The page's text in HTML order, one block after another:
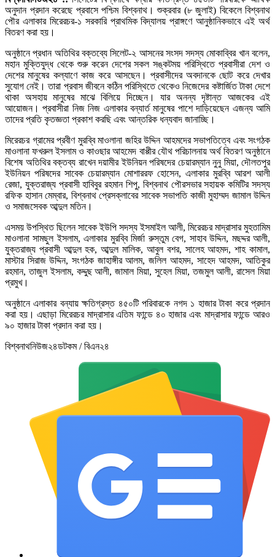
অনুদান প্রদান করেছে প্রবাসে পশ্চিম বিশ্বনাথ। শুক্রবার (৮ জুলাই) বিকেলে বিশ্বনাথ
পৌর এলাকার মিরেরচর-১ সরকারি প্রাথমিক বিদ্যালয় প্রাঙ্গণে আনুষ্ঠানিকভাবে এই অর্থ
বিতরণ করা হয়।
অনুষ্ঠানে প্রধান অতিথির বক্তব্যে সিলেট-২ আসনের সংসদ সদস্য মোকাব্বির খান বলেন,
মহান মুক্তিযুদ্ধ থেকে শুরু করেন দেশের সকল সঙ্কটময় পরিস্থিতে প্রবাসীরা দেশ ও
দেশের মানুষের কল্যাণে কাজ করে আসছেন। প্রবাসীদের অবদানকে ছোট করে দেখার
সুযোগ নেই। তারা প্রবাস জীবনে কঠিন পরিস্থিতে থেকেও নিজেদের কষ্টার্জিত টাকা দেশে
থাকা অসহায় মানুষের মাঝে বিলিয়ে দিচ্ছেন। যার অনন্য দৃষ্টান্ত আজকের এই
আয়োজন। প্রবাসীরা নিজ নিজ এলাকার বন্যার্ত মানুষের পাশে দাড়িয়েছেন এজন্য আমি
তাদের প্রতি কৃতজ্ঞতা প্রকাশ করছি এবং আন্তরিক ধন্যবাদ জানাচ্ছি।
মিরেরচর গ্রামের প্রবীণ মুরব্বি মাওলানা জহির উদ্দিন আহমদের সভাপতিত্বে এবং সংগঠক
মাওলানা ফখরুল ইসলাম ও কাওছার আহমেদ বাপ্পীর যৌথ পরিচালনায় অর্থ বিতরণ অনুষ্ঠানে
বিশেষ অতিথির বক্তব্য রাখেন দয়ামীর ইউনিয়ন পরিষদের চেয়ারম্যান নুনু মিয়া, দৌলতপুর
ইউনিয়ন পরিষদের সাবেক চেয়ারম্যান মোশাররফ হোসেন, এলাকার মুরব্বি আরশ আলী
রেজা, যুক্তরাজ্য প্রবাসী হাবিবুর রহমান শিপু, বিশ্বনাথ পৌরসভার সহায়ক কমিটির সদস্য
রফিক হাসান মেম্বার, বিশ্বনাথ প্রেসক্লাবের সাবেক সভাপতি কাজী মুহাম্মদ জামাল উদ্দিন
ও সমাজসেবক আব্দুল মতিন।
এসময় উপস্থিত ছিলেন সাবেক ইউপি সদস্য ইসমাইল আলী, মিরেরচর মাদ্রাসার মুহতামিম
মাওলানা সামছুল ইসলাম, এলাকার মুরব্বি মির্জা রুস্তুম বেগ, সাহাব উদ্দিন, মছদ্দর আলী,
যুক্তরাজ্য প্রবাসী আব্দুল হক, আব্দুল মালিক, আবুল বশর, সালেহ আহমদ, শাহ কামাল,
মাস্টার সিরাজ উদ্দিন, সংগঠক জাহাঙ্গীর আলম, জলিল আহমদ, সাহেদ আহমদ, আতিকুর
রহমান, তাজুল ইসলাম, কদ্দুছ আলী, জামাল মিয়া, সুহেল মিয়া, তজমুল আলী, রাসেল মিয়া
প্রমুখ।
অনুষ্ঠানে এলাকার বন্যায় ক্ষতিগ্রস্ত ৪৫০টি পরিবারকে নগদ ১ হাজার টাকা করে প্রদান
করা হয়। এছাড়া মিরেরচর মাদ্রাসার এতিম ফান্ডে ৪০ হাজার এবং মাদ্রাসার ফান্ডে আরও
৯০ হাজার টাকা প্রদান করা হয়।
বিশ্বনাথনিউজ২৪ডটকম / বিএন২৪